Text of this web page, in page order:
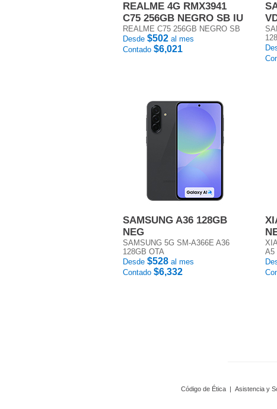
REALME 4G RMX3941
C75 256GB NEGRO SB IU
REALME C75 256GB NEGRO SB
Desde $502 al mes
Contado $6,021
SAMSUNG A36 128GB
NEG
SAMSUNG 5G SM-A366E A36
128GB OTA
Desde $528 al mes
Contado $6,332
A5
Código de Ética | Asistencia y